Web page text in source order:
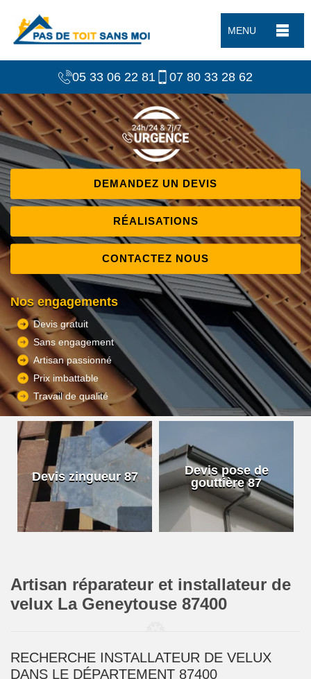
MENU
05 33 06 22 81 07 80 33 28 62
DEMANDEZ UN DEVIS
RÉALISATIONS
CONTACTEZ NOUS
Nos engagements
Devis gratuit
Sans engagement
Artisan passionné
Prix imbattable
Travail de qualité
Devis zingueur 87
Devis pose de
gouttière 87
Artisan réparateur et installateur de
velux La Geneytouse 87400
RECHERCHE INSTALLATEUR DE VELUX
DANS LE DÉPARTEMENT 87400